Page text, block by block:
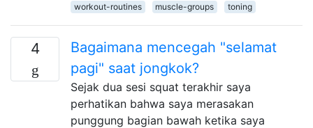
workout-routines
muscle-groups toning
4
Bagaimana mencegah "selamat
pagi" saat jongkok?
Sejak dua sesi squat terakhir saya
perhatikan bahwa saya merasakan
punggung bagian bawah ketika saya